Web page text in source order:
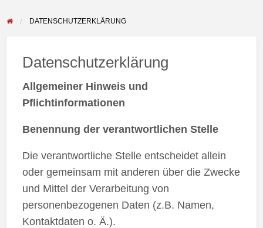
DATENSCHUTZERKLÄRUNG
Datenschutzerklärung
Allgemeiner Hinweis und
Pflichtinformationen
Benennung der verantwortlichen Stelle
Die verantwortliche Stelle entscheidet allein
oder gemeinsam mit anderen über die Zwecke
und Mittel der Verarbeitung von
personenbezogenen Daten (z.B. Namen,
Kontaktdaten o. Ä.).